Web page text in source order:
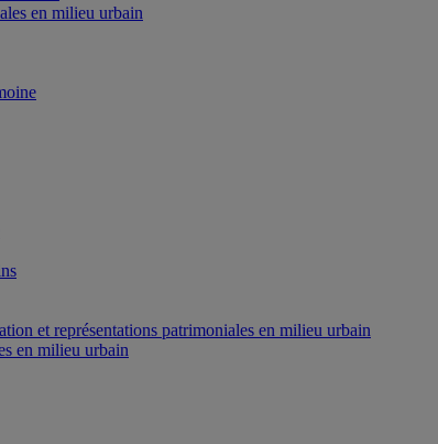
en milieu urbain
et représentations patrimoniales en milieu urbain
en milieu urbain